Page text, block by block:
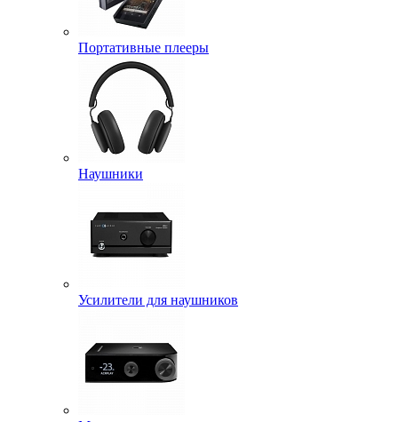
Портативные плееры
Наушники
Усилители для наушников